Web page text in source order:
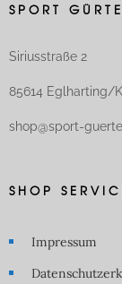
SPORT
Siriusstraße 2
85614 Eglharting/
shop@sport-
SHOP
Impressum